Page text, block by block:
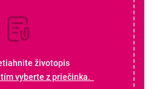
životopis
vyberte z priečinka.